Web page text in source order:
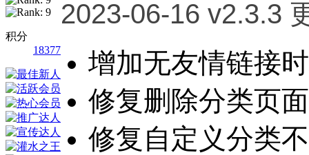
积分
18377
2023-06-16 v2.3.3
增加无友情链接
修复删除分类页
修复自定义分类